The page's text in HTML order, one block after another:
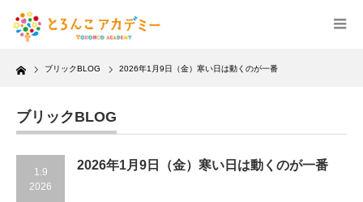
Home ブリックBLOG 2026年1月9日（金）寒い日は動くのが一番
ブリックBLOG
1.9
2026
2026年1月9日（金）寒い日は動くのが一番